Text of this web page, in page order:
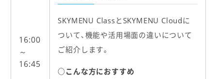
16:00
～
16:45
SKYMENU ClassとSKYMENU Cloudに
ついて、機能や活用場面の違いについて
ご紹介します。
○こんな方におすすめ